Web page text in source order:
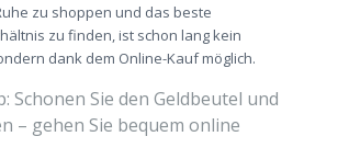
zu shoppen und das beste
zu finden, ist schon lang kein
dank dem Online-Kauf möglich.
Schonen Sie den Geldbeutel und
– gehen Sie bequem online